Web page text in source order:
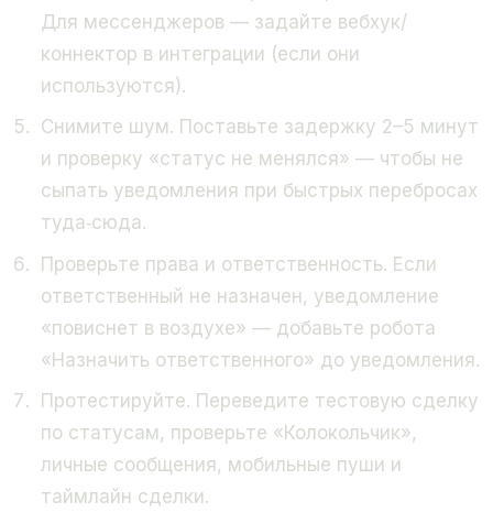
Для мессенджеров — задайте вебхук/
коннектор в интеграции (если они
используются).
Снимите шум. Поставьте задержку 2–5 минут
и проверку «статус не менялся» — чтобы не
сыпать уведомления при быстрых перебросах
туда‑сюда.
Проверьте права и ответственность. Если
ответственный не назначен, уведомление
«повиснет в воздухе» — добавьте робота
«Назначить ответственного» до уведомления.
Протестируйте. Переведите тестовую сделку
по статусам, проверьте «Колокольчик»,
личные сообщения, мобильные пуши и
таймлайн сделки.